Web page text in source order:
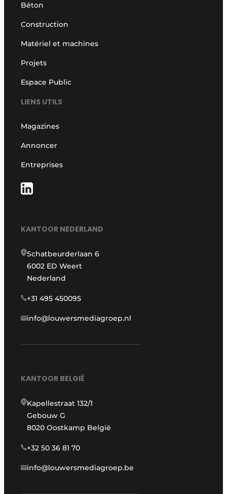
Béton
Construction
Matériel et machines
Projets
Espace Public
LIENS UTILS
Magazines
Annoncer
Entreprises
KANTOOR NEDERLAND
Schatbeurderlaan 6
6002 ED Weert
Nederland
+31 495 450095
info@louwersmediagroep.nl
KANTOOR BELGIË
Kapellestraat 132/1
Gebouw G
8020 Oostkamp België
+32 50 36 81 70
info@louwersmediagroep.be